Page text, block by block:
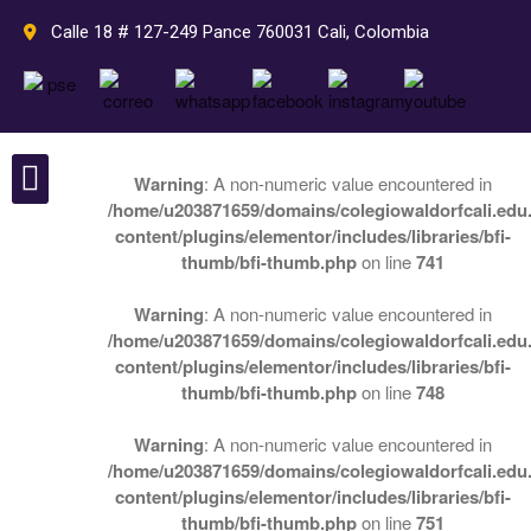
Pedagogía
Pedagogía Waldorf
Plan de estudios Waldorf
Septenios
Nuestro colegio
Colegio Waldorf Cali
Actividades
Departamento de Psicología
Calle 18 # 127-249 Pance 760031 Cali, Colombia
Warning: A non-numeric value encountered in
/home/u203871659/domains/
content/plugins/elementor/includes/libraries/bfi-
thumb/bfi-thumb.phpon line741
Warning: A non-numeric value encountered in
/home/u203871659/domains/
content/plugins/elementor/includes/libraries/bfi-
thumb/bfi-thumb.phpon line748
Warning: A non-numeric value encountered in
/home/u203871659/domains/
content/plugins/elementor/includes/libraries/bfi-
thumb/bfi-thumb.phpon line751